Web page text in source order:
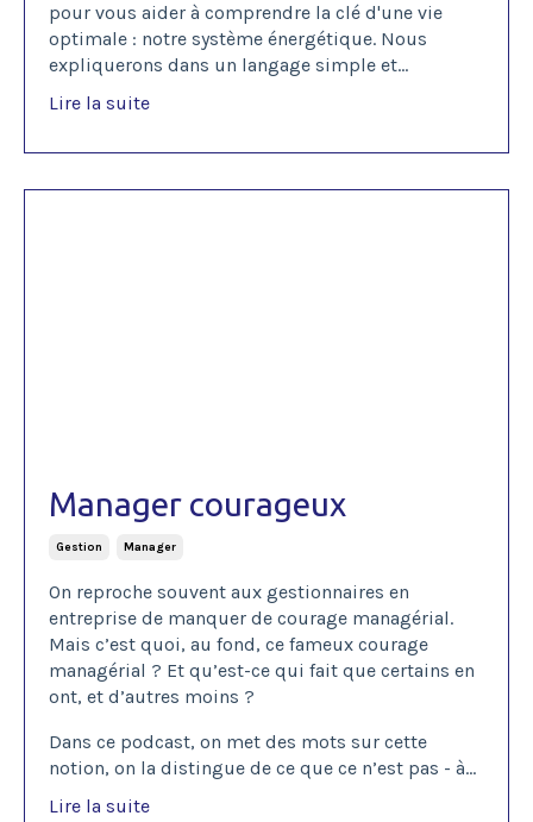
pour vous aider à comprendre la clé d'une vie
optimale : notre système énergétique. Nous
expliquerons dans un langage simple et...
Lire la suite
Manager courageux
Gestion Manager
On reproche souvent aux gestionnaires en
entreprise de manquer de courage managérial.
Mais c’est quoi, au fond, ce fameux courage
managérial ? Et qu’est-ce qui fait que certains en
ont, et d’autres moins ?
Dans ce podcast, on met des mots sur cette
notion, on la distingue de ce que ce n’est pas - à...
Lire la suite